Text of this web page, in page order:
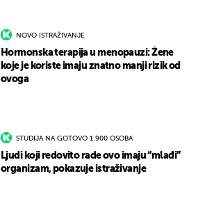
NOVO ISTRAŽIVANJE
Hormonska terapija u menopauzi: Žene
koje je koriste imaju znatno manji rizik od
ovoga
STUDIJA NA GOTOVO 1.900 OSOBA
Ljudi koji redovito rade ovo imaju “mlađi”
organizam, pokazuje istraživanje